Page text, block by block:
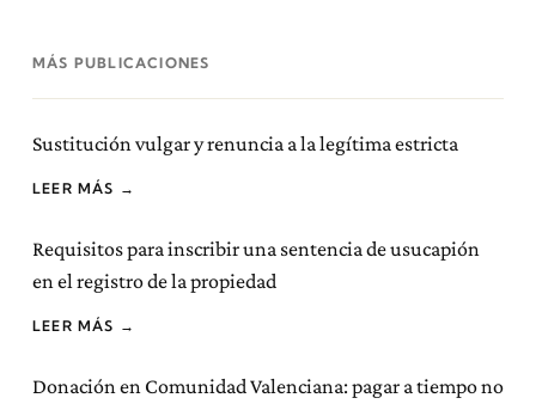
MÁS PUBLICACIONES
Sustitución vulgar y renuncia a la legítima estricta
LEER MÁS →
Requisitos para inscribir una sentencia de usucapión
en el registro de la propiedad
LEER MÁS →
Donación en Comunidad Valenciana: pagar a tiempo no